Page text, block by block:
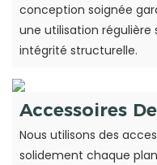
conception soignée
une utilisation régulière
intégrité structurelle.
Accessoires
Nous utilisons des
solidement chaque